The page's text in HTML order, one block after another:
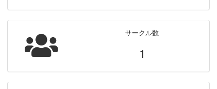
サークル数
1